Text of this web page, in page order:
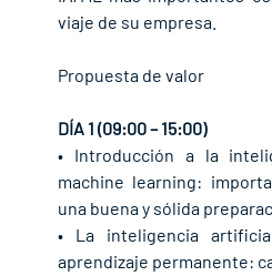
viaje de su empresa.
Propuesta de valor
DÍA 1 (09:00 – 15:00)
• Introducción a la
machine learning:
una buena y sólida
• La inteligencia
aprendizaje permanente: